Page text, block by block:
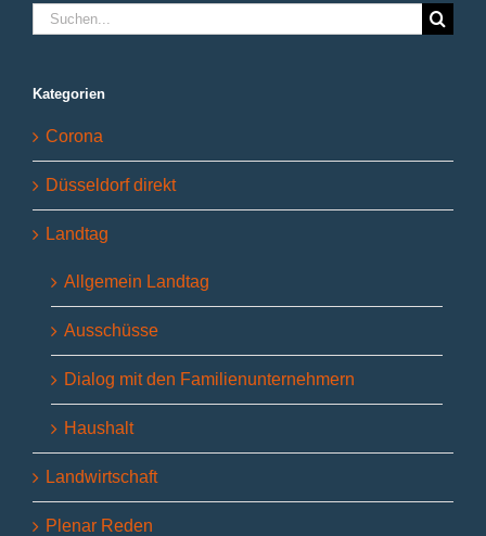
Suche
nach:
Kategorien
Corona
Düsseldorf direkt
Landtag
Allgemein Landtag
Ausschüsse
Dialog mit den Familienunternehmern
Haushalt
Landwirtschaft
Plenar Reden